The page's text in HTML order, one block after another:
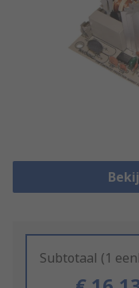
Subtotaal (1